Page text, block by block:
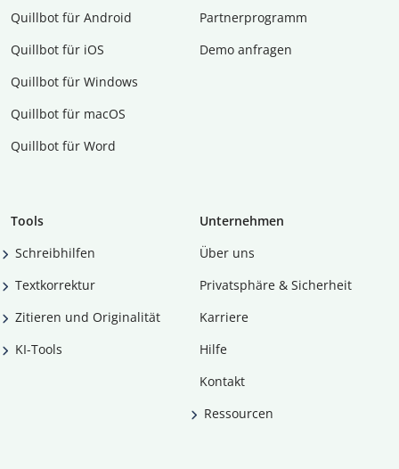
Quillbot für Android
Quillbot für iOS
Quillbot für Windows
Quillbot für macOS
Quillbot für Word
Partnerprogramm
Demo anfragen
Tools
Schreibhilfen
Textkorrektur
Zitieren und Originalität
KI-Tools
Unternehmen
Über uns
Privatsphäre & Sicherheit
Karriere
Hilfe
Kontakt
Ressourcen